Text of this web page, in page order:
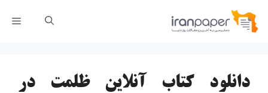
پرش
دانلود کتاب آنلاین ظلمت در